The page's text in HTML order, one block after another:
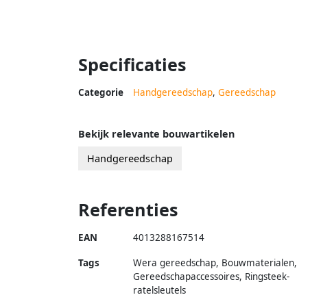
Specificaties
Categorie Handgereedschap, Gereedschap
Bekijk relevante bouwartikelen
Handgereedschap
Referenties
EAN 4013288167514
Tags
Wera gereedschap, Bouwmaterialen,
Gereedschapaccessoires, Ringsteek-
ratelsleutels